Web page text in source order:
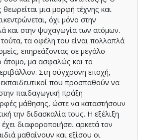
μια μορφή τέχνης και
όχι μόνο στην
και στην ψυχαγωγία των ατόμων.
τα οφέλη του είναι πολλαπλά
επηρεάζοντας σε μεγάλο
άτομο, μα ασφαλώς και το
Στη σύγχρονη εποχή,
εκπαιδευτικοί που προσπαθούν να
παιδαγωγική πράξη
μάθησης, ώστε να καταστήσουν
την διδασκαλία τους. Η εξέλιξη
διαφοροποιήσει αρκετά τον
μαθαίνουν και εξίσου οι